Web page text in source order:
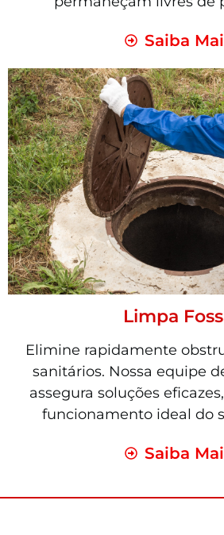
Saiba
Limpa
Elimine rapidamente
sanitários. Nossa equipe
assegura soluções
funcionamento ideal do
Saiba